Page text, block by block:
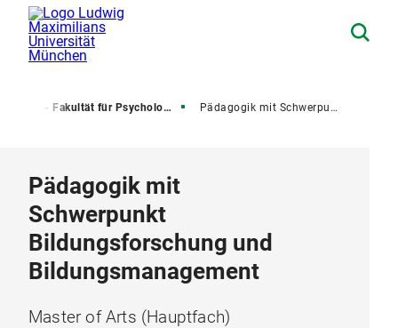
11 - Fakultät für Psychologie und Pädagogik Pädagogik mit Schwerpunkt Bildungsforschung und Bildungsmanagement
Pädagogik mit
Schwerpunkt
Bildungsforschung und
Bildungsmanagement
Master of Arts (Hauptfach)